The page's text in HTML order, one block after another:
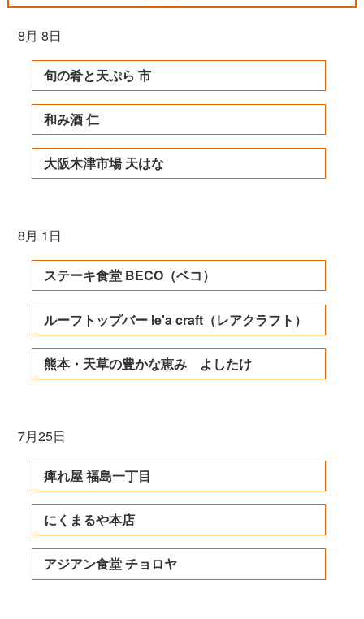
8月 8日
旬の肴と天ぷら 市
和み酒 仁
大阪木津市場 天はな
8月 1日
ステーキ食堂 BECO（ベコ）
ルーフトップバー le'a craft（レアクラフト）
熊本・天草の豊かな恵み よしたけ
7月25日
痺れ屋 福島一丁目
にくまるや本店
アジアン食堂 チョロヤ